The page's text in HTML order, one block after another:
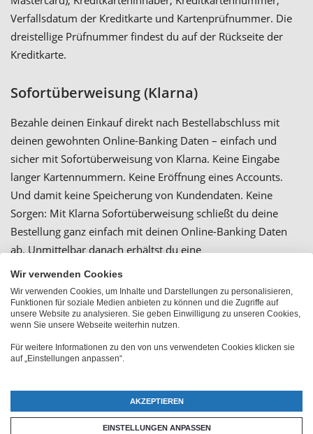
Verfallsdatum der Kreditkarte und Kartenprüfnummer. Die
dreistellige Prüfnummer findest du auf der Rückseite der
Kreditkarte.
Sofortüberweisung (Klarna)
Bezahle deinen Einkauf direkt nach Bestellabschluss mit
deinen gewohnten Online-Banking Daten – einfach und
sicher mit Sofortüberweisung von Klarna. Keine Eingabe
langer Kartennummern. Keine Eröffnung eines Accounts.
Und damit keine Speicherung von Kundendaten. Keine
Sorgen: Mit Klarna Sofortüberweisung schließt du deine
Bestellung ganz einfach mit deinen Online-Banking Daten
ab. Unmittelbar danach erhältst du eine
Transaktionsbestätigung und deine Bestellung kann direkt
bearbeitet werden. Bequem und sicher. Klick. Fertig. Die
Belastung deines Kontos erfolgt mit Abschluss der
Bestellung.
Vorkasse
Den Rechnungsbetrag überweist du ganz einfach per
Vorkasse. Alle benötigten Informationen findest du in deiner
Bestellbestätigung. Bei Zahlung per Vorkasse wird deine
Wir verwenden Cookies
Wir verwenden Cookies, um Inhalte und Darstellungen zu personalisieren,
Funktionen für soziale Medien anbieten zu können und die Zugriffe auf
unsere Website zu analysieren. Sie geben Einwilligung zu unseren Cookies,
wenn Sie unsere Webseite weiterhin nutzen.
Für weitere Informationen zu den von uns verwendeten Cookies klicken sie
auf „Einstellungen anpassen“.
AKZEPTIEREN
EINSTELLUNGEN ANPASSEN